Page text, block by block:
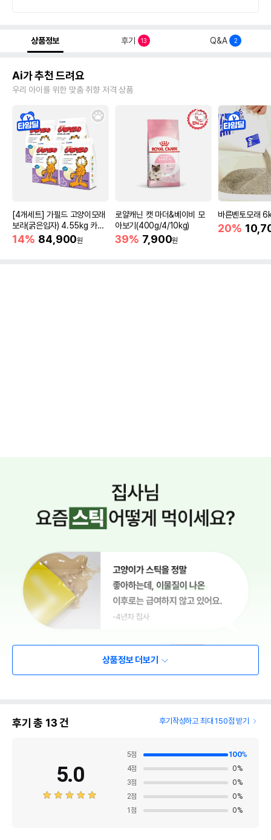
상품정보 후기 13 Q&A 2
Ai가 추천 드려요
우리 아이를 위한 맞춤 취향 저격 상품
[4개세트] 가필드 고양이모래
보라(굵은입자) 4.55kg 카사
바모래
14% 84,900원
로얄캐닌 캣 마더&베이비 모
아보기(400g/4/10kg)
39% 7,900원
바른벤토모래
20%
상품정보 더보기
후기 총 13건 후기작성하고 최대 150점 받기
5.0
5점 100%
4점 0%
3점 0%
2점 0%
1 점 0%